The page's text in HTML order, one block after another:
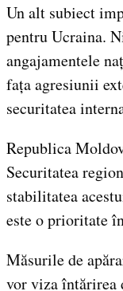
Un alt subiect
pentru Ucraina.
angajamentele
fața agresiunii
securitatea
Republica
Securitatea
stabilitatea
este o prioritate
Măsurile de
vor viza întărirea